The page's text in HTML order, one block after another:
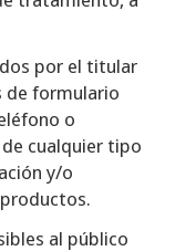
por el titular
de formulario
o
cualquier tipo
y/o
al público